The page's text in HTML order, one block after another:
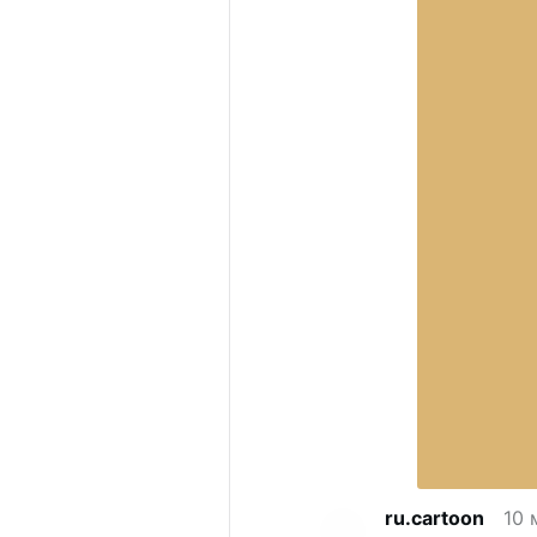
ru.cartoon
10